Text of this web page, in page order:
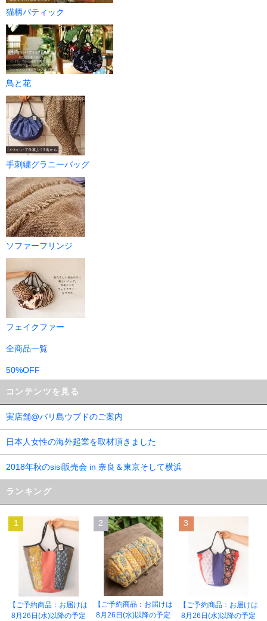
猫柄バティック
鳥と花
手刺繍グラニーバッグ
ソファーフリンジ
フェイクファー
全商品一覧
50%OFF
コンテンツを見る
実店舗@バリ島ウブドのご案内
日本人女性の海外起業を取材頂きました
2018年秋のsisi販売会 in 奈良＆東京そして横浜
ランキング
1
【ご予約商品：お届けは
8月26日(水)以降の予定
2
【ご予約商品：お届けは
8月26日(水)以降の予定
3
【ご予約商品：お届けは
8月26日(水)以降の予定